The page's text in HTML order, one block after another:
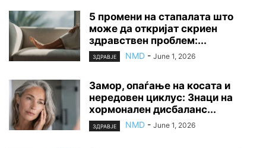
5 промени на стапалата што
може да откријат скриен
здравствен проблем:...
ЗДРАВЈЕ NMD - June 1, 2026
Замор, опаѓање на косата и
нередовен циклус: Знаци на
хормонален дисбаланс...
ЗДРАВЈЕ NMD - June 1, 2026